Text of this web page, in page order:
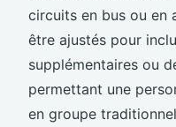
circuits en bus ou en
être ajustés pour
supplémentaires ou
permettant une
en groupe